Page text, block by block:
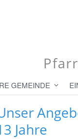
GEMEINDE
Jahre